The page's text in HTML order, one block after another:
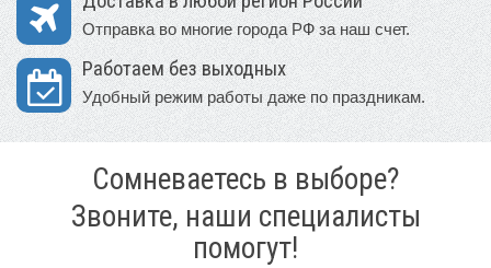
Отправка во многие города РФ за наш счет.
Работаем без выходных
Удобный режим работы даже по праздникам.
Сомневаетесь в выборе?
Звоните, наши специалисты
помогут!